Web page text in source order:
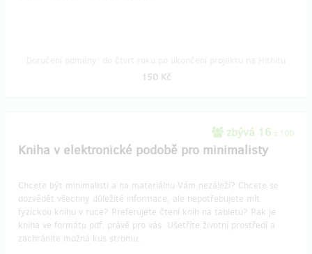
150 Kč
zbývá 16 z 100
Kniha v elektronické podobě pro minimalisty
Chcete být minimalisti a na materiálnu Vám nezáleží? Chcete se
dozvědět všechny důležité informace, ale nepotřebujete mít
fyzickou knihu v ruce? Preferujete čtení knih na tabletu? Pak je
kniha ve formátu pdf. právě pro vás. Ušetříte životní prostředí a
zachráníte možná kus stromu.